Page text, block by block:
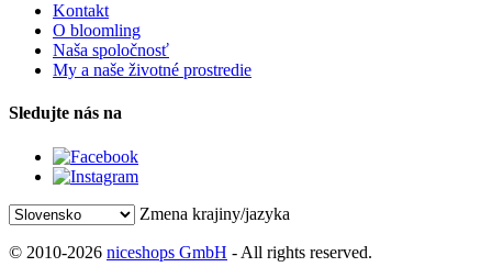
Kontakt
O bloomling
Naša spoločnosť
My a naše životné prostredie
Sledujte nás na
Zmena krajiny/jazyka
© 2010-2026 niceshops GmbH - All rights reserved.